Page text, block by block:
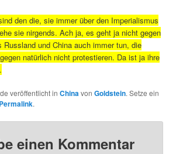
den die, sie immer über den Imperialismus
sie nirgends. Ach ja, es geht ja nicht gegen
Russland und China auch immer tun, die
natürlich nicht protestieren. Da ist ja ihre
veröffentlicht inChinavonGoldstein. Setze ein
Permalink.
einen Kommentar